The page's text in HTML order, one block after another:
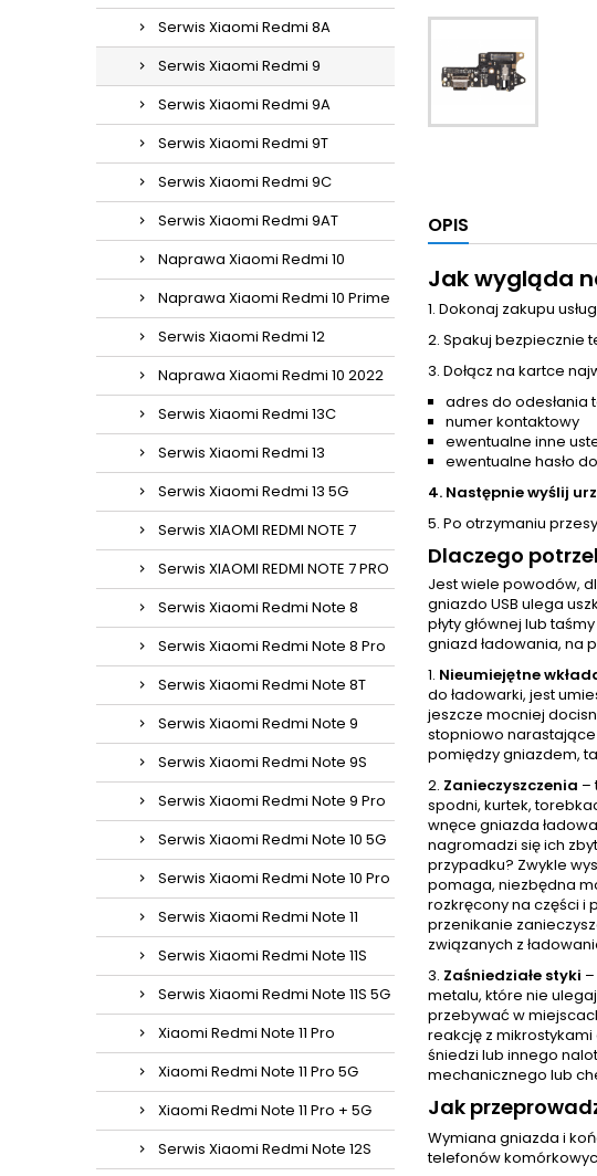
Serwis Xiaomi Redmi 8A
Serwis Xiaomi Redmi 9
Serwis Xiaomi Redmi 9A
Serwis Xiaomi Redmi 9T
Serwis Xiaomi Redmi 9C
Serwis Xiaomi Redmi 9AT
Naprawa Xiaomi Redmi 10
Naprawa Xiaomi Redmi 10 Prime
Serwis Xiaomi Redmi 12
Naprawa Xiaomi Redmi 10 2022
Serwis Xiaomi Redmi 13C
Serwis Xiaomi Redmi 13
Serwis Xiaomi Redmi 13 5G
Serwis XIAOMI REDMI NOTE 7
Serwis XIAOMI REDMI NOTE 7 PRO
Serwis Xiaomi Redmi Note 8
Serwis Xiaomi Redmi Note 8 Pro
Serwis Xiaomi Redmi Note 8T
Serwis Xiaomi Redmi Note 9
Serwis Xiaomi Redmi Note 9S
Serwis Xiaomi Redmi Note 9 Pro
Serwis Xiaomi Redmi Note 10 5G
Serwis Xiaomi Redmi Note 10 Pro
Serwis Xiaomi Redmi Note 11
Serwis Xiaomi Redmi Note 11S
Serwis Xiaomi Redmi Note 11S 5G
Xiaomi Redmi Note 11 Pro
Xiaomi Redmi Note 11 Pro 5G
Xiaomi Redmi Note 11 Pro + 5G
Serwis Xiaomi Redmi Note 12S
OPIS
Jak wygląda
1. Dokonaj zakupu
2. Spakuj bezpiecznie
3. Dołącz na kartce
adres do odesłania
numer kontaktowy
ewentualne inne
ewentualne hasło
4. Następnie wyślij
5. Po otrzymaniu
Dlaczego
Jest wiele powodów,
gniazdo USB ulega
płyty głównej lub
gniazd ładowania, na
1. Nieumiejętne
do ładowarki, jest
jeszcze mocniej
stopniowo
pomiędzy gniazdem,
2. Zanieczyszczenia –
spodni, kurtek,
wnęce gniazda
nagromadzi się ich
przypadku? Zwykle
pomaga, niezbędna
rozkręcony na części i
przenikanie
związanych z
3. Zaśniedziałe styki
metalu, które nie
przebywać w
reakcję z
śniedzi lub innego
mechanicznego lub
Jak
Wymiana gniazda i
telefonów